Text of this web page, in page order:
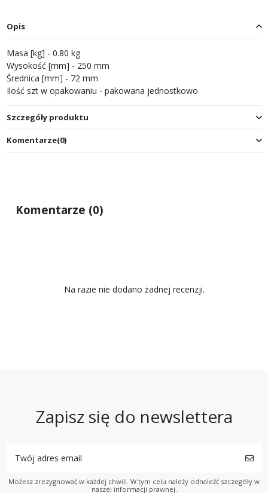
Opis
Masa [kg] - 0.80 kg
Wysokość [mm] - 250 mm
Średnica [mm] - 72 mm
Ilość szt w opakowaniu - pakowana jednostkowo
Szczegóły produktu
Komentarze(0)
Komentarze (0)
Na razie nie dodano żadnej recenzji.
Zapisz się do newslettera
Możesz zrezygnować w każdej chwili. W tym celu należy odnaleźć szczegóły w
naszej informacji prawnej.